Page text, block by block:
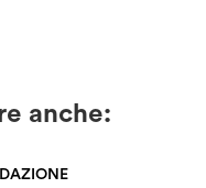
anche: